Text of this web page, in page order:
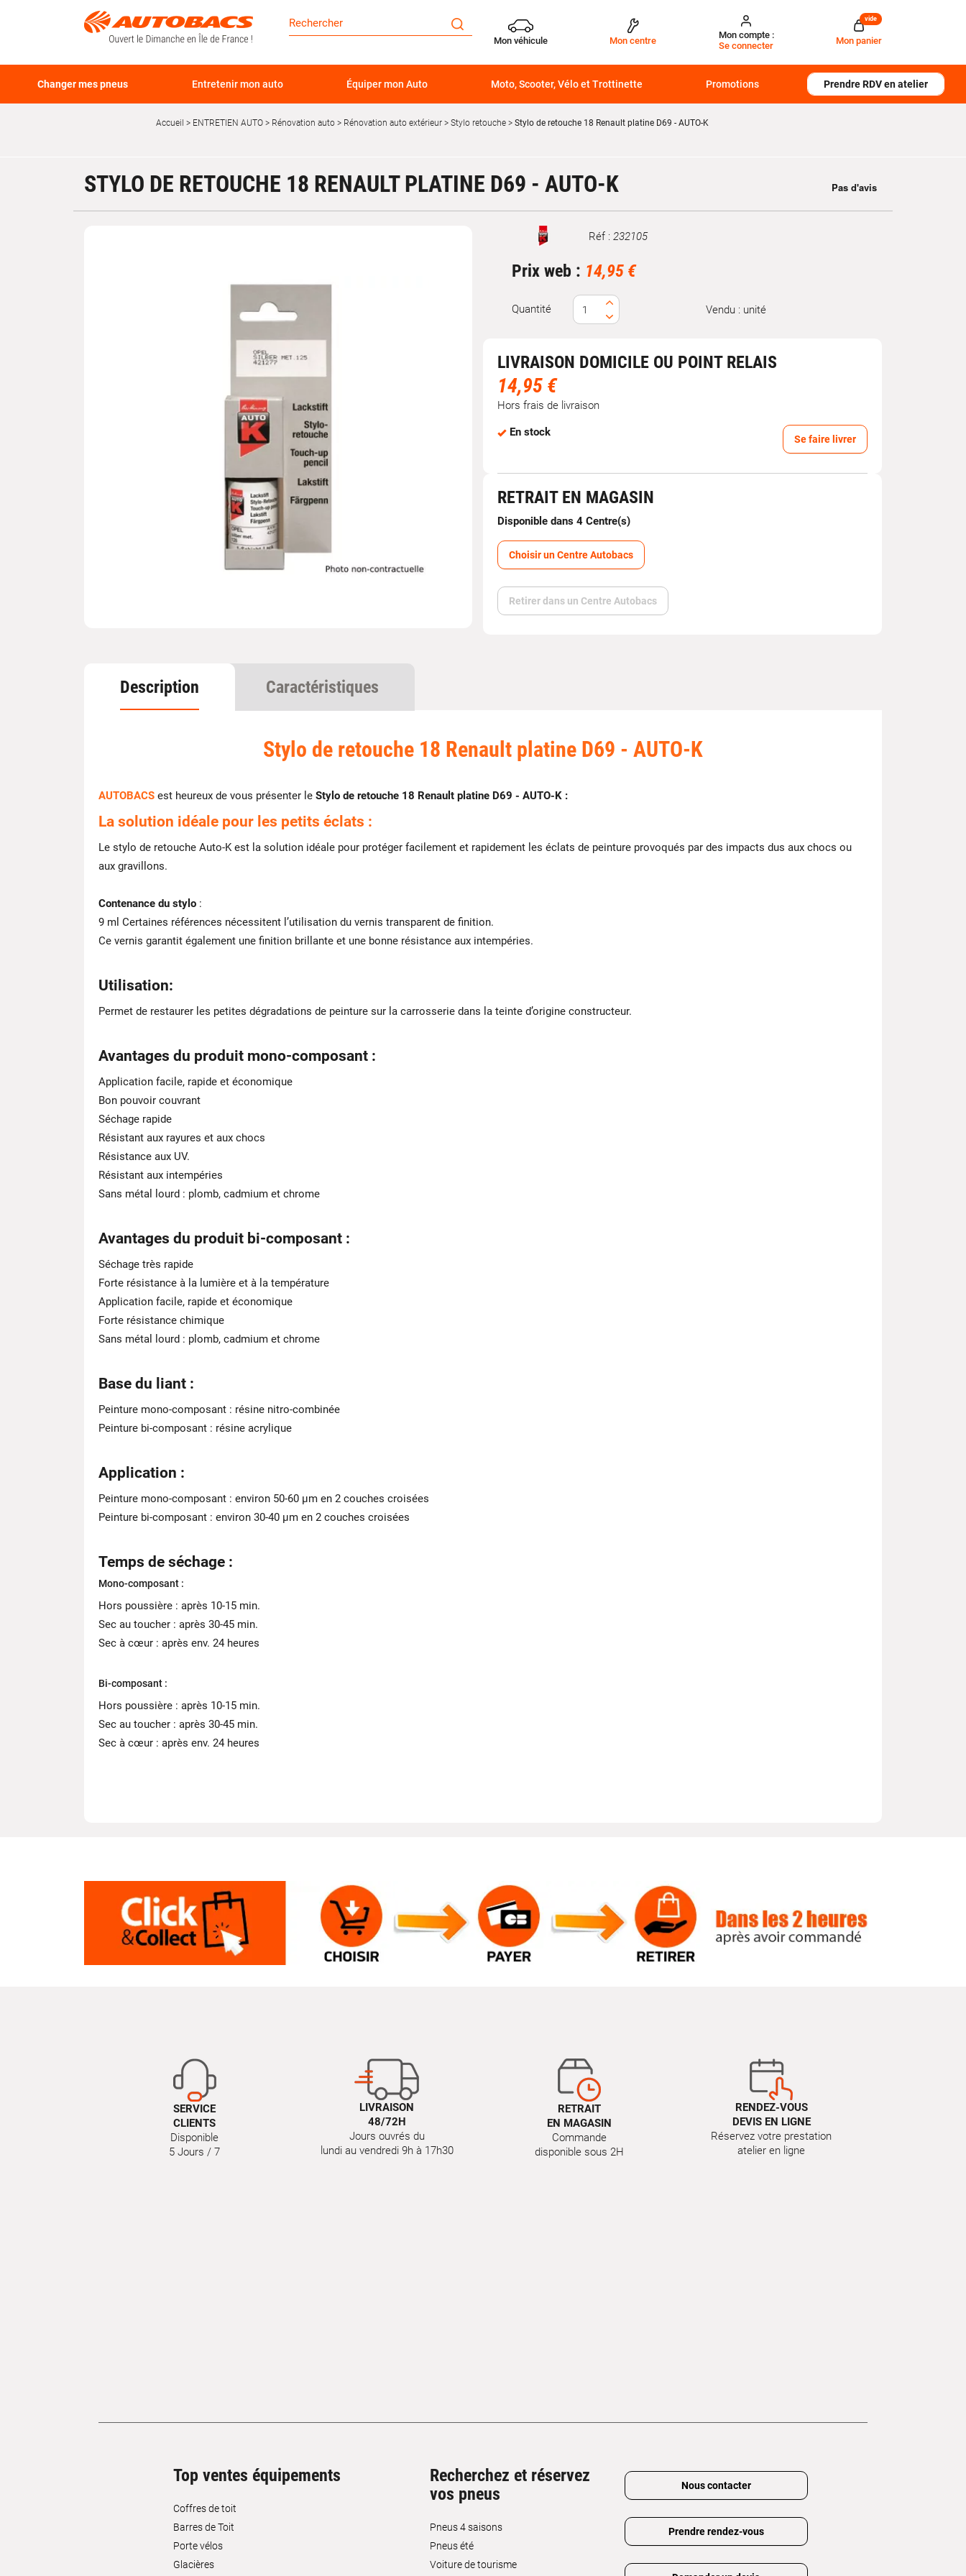
Mon véhicule Mon centre
Mon compte :
Se connecter
Mon panier
vide
Changer mes pneus Entretenir mon auto Équiper mon Auto Moto, Scooter, Vélo et Trottinette Promotions Prendre RDV en atelier
Accueil ENTRETIEN AUTO Rénovation auto Rénovation auto extérieur Stylo retouche Stylo de retouche 18 Renault platine D69 - AUTO-K
STYLO DE RETOUCHE 18 RENAULT PLATINE D69 - AUTO-K
Marque Réf : 232105
Prix web : 14,95 €
Quantité Vendu : unité
LIVRAISON DOMICILE OU POINT RELAIS
14,95 €
Hors frais de livraison
En stock
Se faire livrer
RETRAIT EN MAGASIN
Disponible dans 4 Centre(s)
Choisir un Centre Autobacs
Retirer dans un Centre Autobacs
Description Caractéristiques
Stylo de retouche 18 Renault platine D69 - AUTO-K
AUTOBACS est heureux de vous présenter le Stylo de retouche 18 Renault platine D69 - AUTO-K :
La solution idéale pour les petits éclats :
Le stylo de retouche Auto-K est la solution idéale pour protéger facilement et rapidement les éclats de peinture provoqués par des impacts dus aux chocs ou
aux gravillons.
Contenance du stylo :
9 ml Certaines références nécessitent l’utilisation du vernis transparent de finition.
Ce vernis garantit également une finition brillante et une bonne résistance aux intempéries.
Utilisation:
Permet de restaurer les petites dégradations de peinture sur la carrosserie dans la teinte d’origine constructeur.
Avantages du produit mono-composant :
Application facile, rapide et économique
Bon pouvoir couvrant
Séchage rapide
Résistant aux rayures et aux chocs
Résistance aux UV.
Résistant aux intempéries
Sans métal lourd : plomb, cadmium et chrome
Avantages du produit bi-composant :
Séchage très rapide
Forte résistance à la lumière et à la température
Application facile, rapide et économique
Forte résistance chimique
Sans métal lourd : plomb, cadmium et chrome
Base du liant :
Peinture mono-composant : résine nitro-combinée
Peinture bi-composant : résine acrylique
Application :
Peinture mono-composant : environ 50-60 μm en 2 couches croisées
Peinture bi-composant : environ 30-40 μm en 2 couches croisées
Temps de séchage :
Mono-composant :
Hors poussière : après 10-15 min.
Sec au toucher : après 30-45 min.
Sec à cœur : après env. 24 heures
Bi-composant :
Hors poussière : après 10-15 min.
Sec au toucher : après 30-45 min.
Sec à cœur : après env. 24 heures
SERVICE
CLIENTS
Disponible
5 Jours / 7
LIVRAISON
48/72H
Jours ouvrés du
lundi au vendredi 9h à 17h30
RETRAIT
EN MAGASIN
Commande
disponible sous 2H
RENDEZ-VOUS
DEVIS EN LIGNE
Réservez votre prestation
atelier en ligne
Top ventes équipements
Coffres de toit
Barres de Toit
Porte vélos
Glacières
Recherchez et réservez
vos pneus
Pneus 4 saisons
Pneus été
Voiture de tourisme
Nous contacter
Prendre rendez-vous